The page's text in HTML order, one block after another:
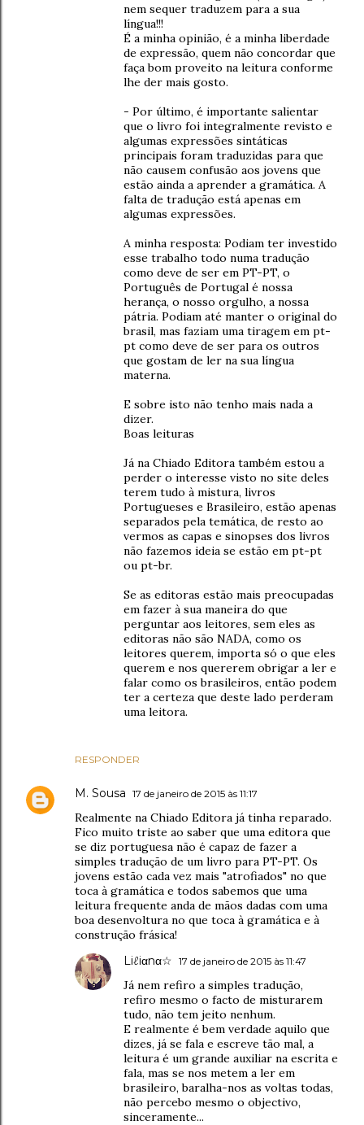
RESPONDER
nem sequer traduzem para a sua
língua!!!
É a minha opinião, é a minha liberdade
de expressão, quem não concordar que
faça bom proveito na leitura conforme
lhe der mais gosto.
- Por último, é importante salientar
que o livro foi integralmente revisto e
algumas expressões sintáticas
principais foram traduzidas para que
não causem confusão aos jovens que
estão ainda a aprender a gramática. A
falta de tradução está apenas em
algumas expressões.
A minha resposta: Podiam ter investido
esse trabalho todo numa tradução
como deve de ser em PT-PT, o
Português de Portugal é nossa
herança, o nosso orgulho, a nossa
pátria. Podiam até manter o original do
brasil, mas faziam uma tiragem em pt-
pt como deve de ser para os outros
que gostam de ler na sua língua
materna.
E sobre isto não tenho mais nada a
dizer.
Boas leituras
Já na Chiado Editora também estou a
perder o interesse visto no site deles
terem tudo à mistura, livros
Portugueses e Brasileiro, estão apenas
separados pela temática, de resto ao
vermos as capas e sinopses dos livros
não fazemos ideia se estão em pt-pt
ou pt-br.
Se as editoras estão mais preocupadas
em fazer à sua maneira do que
perguntar aos leitores, sem eles as
editoras não são NADA, como os
leitores querem, importa só o que eles
querem e nos quererem obrigar a ler e
falar como os brasileiros, então podem
ter a certeza que deste lado perderam
uma leitora.
M. Sousa 17 de janeiro de 2015 às 11:17
Realmente na Chiado Editora já tinha reparado.
Fico muito triste ao saber que uma editora que
se diz portuguesa não é capaz de fazer a
simples tradução de um livro para PT-PT. Os
jovens estão cada vez mais "atrofiados" no que
toca à gramática e todos sabemos que uma
leitura frequente anda de mãos dadas com uma
boa desenvoltura no que toca à gramática e à
construção frásica!
Liℓiαnα☆ 17 de janeiro de 2015 às 11:47
Já nem refiro a simples tradução,
refiro mesmo o facto de misturarem
tudo, não tem jeito nenhum.
E realmente é bem verdade aquilo que
dizes, já se fala e escreve tão mal, a
leitura é um grande auxiliar na escrita e
fala, mas se nos metem a ler em
brasileiro, baralha-nos as voltas todas,
não percebo mesmo o objectivo,
sinceramente...